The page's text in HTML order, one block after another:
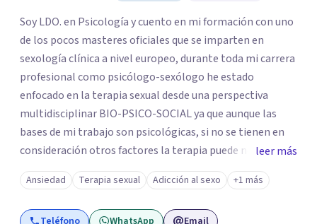
Soy LDO. en Psicología y cuento en mi formación con uno
de los pocos masteres oficiales que se imparten en
sexología clínica a nivel europeo, durante toda mi carrera
profesional como psicólogo-sexólogo he estado
enfocado en la terapia sexual desde una perspectiva
multidisciplinar BIO-PSICO-SOCIAL ya que aunque las
bases de mi trabajo son psicológicas, si no se tienen en
consideración otros factores la terapia puede no
funcionar al tener una visión demasiado simplista,
excluyendo de antemano otros factores que pueden
influir. Mi intención es ayudar para conseguir una mejora
leer más
Ansiedad Terapia sexual Adicción al sexo +1 más
Teléfono WhatsApp Email